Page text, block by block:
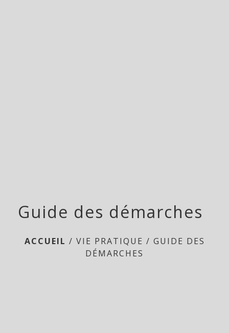
Guide des démarches
ACCUEIL / VIE PRATIQUE / GUIDE DES
DÉMARCHES